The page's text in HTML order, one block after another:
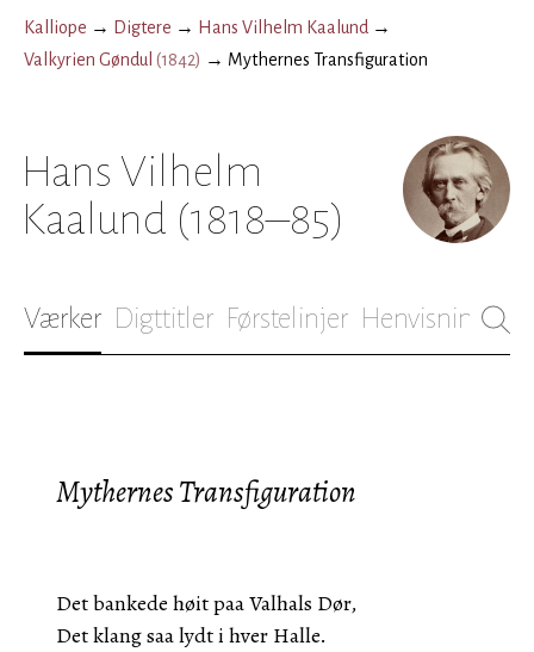
Kalliope → Digtere → Hans Vilhelm Kaalund →
Valkyrien Gøndul (1842) → Mythernes Transfiguration
Hans Vilhelm
Kaalund (1818–85)
Værker Digttitler Førstelinjer Henvisninger
Mythernes Transfiguration
Det bankede høit paa Valhals Dør,
Det klang saa lydt i hver Halle.